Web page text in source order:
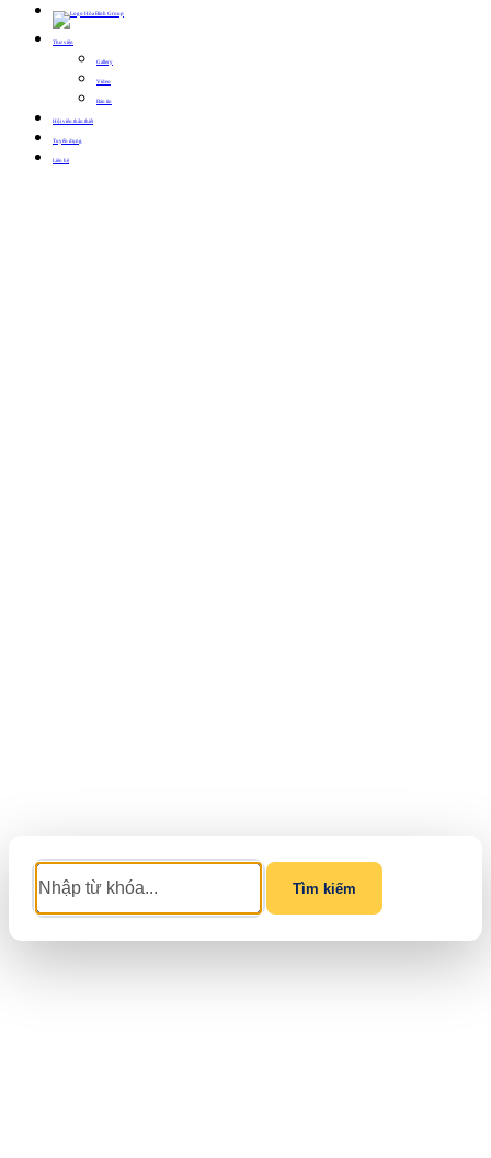
Thư viện
Gallery
Video
Bản tin
Hội viên thân thiết
Tuyển dụng
Liên hệ
Tìm kiếm